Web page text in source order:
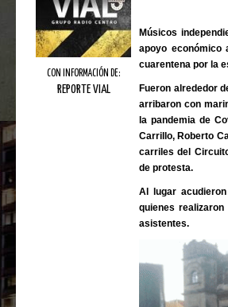
CON INFORMACIÓN DE:
REPORTE VIAL
Músicos
apoyo económico
cuarentena por la
Fueron alrededor
arribaron con
la pandemia de
Carrillo, Roberto
carriles del
de protesta.
Al lugar
quienes
asistentes.